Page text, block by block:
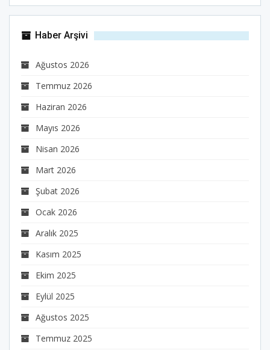
Haber Arşivi
Ağustos 2026
Temmuz 2026
Haziran 2026
Mayıs 2026
Nisan 2026
Mart 2026
Şubat 2026
Ocak 2026
Aralık 2025
Kasım 2025
Ekim 2025
Eylül 2025
Ağustos 2025
Temmuz 2025